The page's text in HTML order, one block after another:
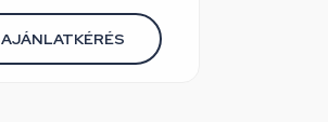
AJÁNLATKÉRÉS